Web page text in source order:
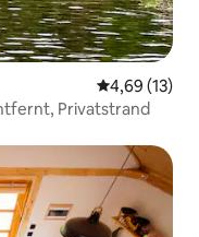
4,69 (13)
Privatstrand